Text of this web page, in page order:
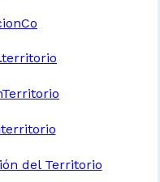
del Territorio